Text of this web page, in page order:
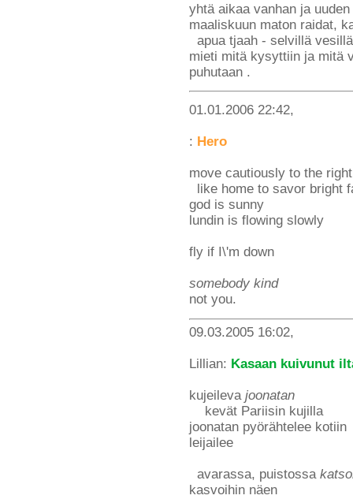
yhtä aikaa vanhan ja uuden
maaliskuun maton raidat,
apua tjaah - selvillä
mieti mitä kysyttiin ja mitä
puhutaan .
01.01.2006 22:42,
: Hero
move cautiously to the
like home to savor bright
god is sunny
lundin is flowing slowly
fly if I\'m down
somebody kind
not you.
09.03.2005 16:02,
Lillian: Kasaan kuivunut
kujeilevajoonatan
kevät Pariisin kujilla
joonatan pyörähtelee kotiin
leijailee
avarassa, puistossa
kasvoihin näen